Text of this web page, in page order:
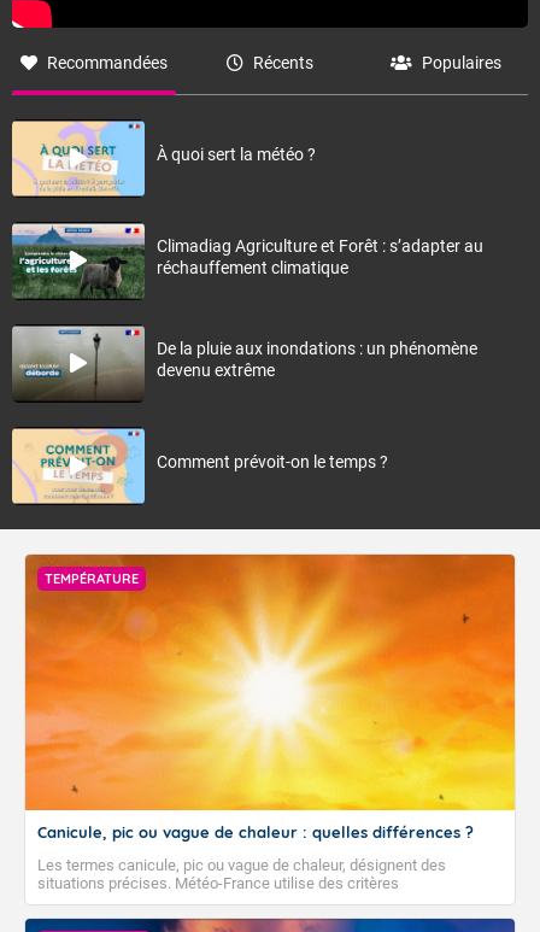
Recommandées Récents Populaires
À quoi sert la météo ?
Climadiag Agriculture et Forêt : s’adapter au
réchauffement climatique
De la pluie aux inondations : un phénomène
devenu extrême
Comment prévoit-on le temps ?
TEMPÉRATURE
Canicule, pic ou vague de chaleur : quelles différences ?
Les termes canicule, pic ou vague de chaleur, désignent des
situations précises. Météo-France utilise des critères
climatologiques pour évaluer et qualifier les épisodes de chaleur qui
peuvent avoir des impacts sanitaires et socio-économiques